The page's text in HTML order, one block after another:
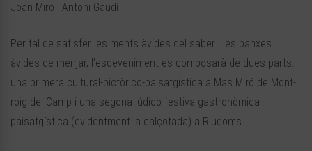
Joan Miró i Antoni Gaudí
Per tal de satisfer les ments àvides del saber i les panxes
àvides de menjar, l’esdeveniment es composarà de dues parts:
una primera cultural-pictòrico-paisatgística a Mas Miró de Mont-
roig del Camp i una segona lúdico-festiva-gastronòmica-
paisatgística (evidentment la calçotada) a Riudoms.